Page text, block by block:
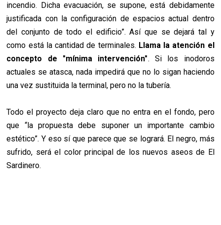
incendio. Dicha evacuación, se supone, está debidamente
justificada con la configuración de espacios actual dentro
del conjunto de todo el edificio”. Así que se dejará tal y
como está la cantidad de terminales. Llama la atención el
concepto de "mínima intervención". Si los inodoros
actuales se atasca, nada impedirá que no lo sigan haciendo
una vez sustituida la terminal, pero no la tubería.
Todo el proyecto deja claro que no entra en el fondo, pero
que “la propuesta debe suponer un importante cambio
estético”. Y eso sí que parece que se logrará. El negro, más
sufrido, será el color principal de los nuevos aseos de El
Sardinero.